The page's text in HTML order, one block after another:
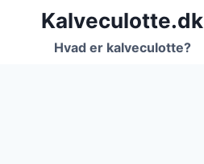
FortsætKalveculotte.dk
Hvad er kalveculotte?